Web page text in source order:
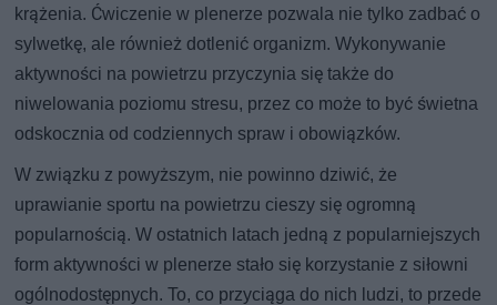
krążenia. Ćwiczenie w plenerze pozwala nie tylko zadbać o
sylwetkę, ale również dotlenić organizm. Wykonywanie
aktywności na powietrzu przyczynia się także do
niwelowania poziomu stresu, przez co może to być świetna
odskocznia od codziennych spraw i obowiązków.
W związku z powyższym, nie powinno dziwić, że
uprawianie sportu na powietrzu cieszy się ogromną
popularnością. W ostatnich latach jedną z popularniejszych
form aktywności w plenerze stało się korzystanie z siłowni
ogólnodostępnych. To, co przyciąga do nich ludzi, to przede